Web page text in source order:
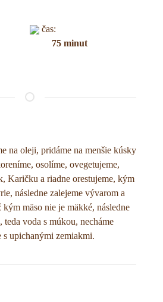
čas:
75 minut
na oleji, pridáme na menšie kúsky
osolíme, ovegetujeme,
Karičku a riadne orestujeme, kým
následne zalejeme vývarom a
mäso nie je mäkké, následne
teda voda s múkou, necháme
upichanými zemiakmi.